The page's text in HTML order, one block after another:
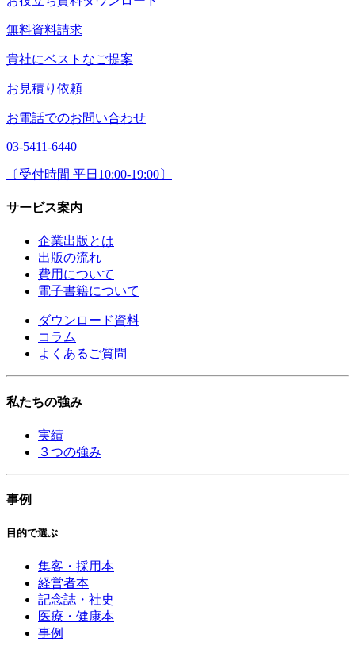
無料資料請求
貴社にベストなご提案
お見積り依頼
お電話でのお問い合わせ
03-5411-6440
〔受付時間 平日10:00-19:00〕
サービス案内
企業出版とは
出版の流れ
費用について
電子書籍について
ダウンロード資料
コラム
よくあるご質問
私たちの強み
実績
３つの強み
事例
目的で選ぶ
集客・採用本
経営者本
記念誌・社史
医療・健康本
事例